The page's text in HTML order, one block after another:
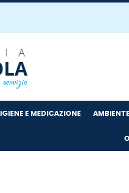
IGIENE E MEDICAZIONE AMBIENTE